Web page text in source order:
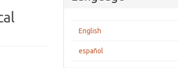
English
español